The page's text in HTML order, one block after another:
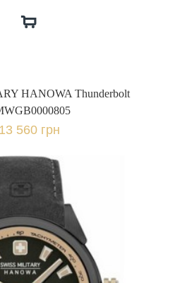
HANOWA Thunderbolt
13 560 грн